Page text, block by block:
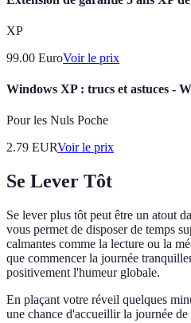
XP
99.00 EuroVoir le prix
Windows XP : trucs et astuces -
Pour les Nuls Poche
2.79 EURVoir le prix
Se Lever Tôt
Se lever plus tôt peut être un atout
vous permet de disposer de temps
calmantes comme la lecture ou la
que commencer la journée
positivement l'humeur globale.
En plaçant votre réveil quelques
une chance d'accueillir la journée de